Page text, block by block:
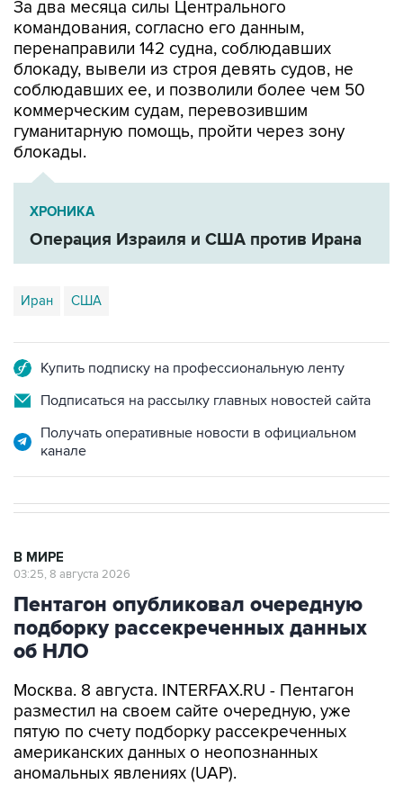
перенаправили 142 судна, соблюдавших
блокаду, вывели из строя девять судов, не
соблюдавших ее, и позволили более чем 50
коммерческим судам, перевозившим
гуманитарную помощь, пройти через зону
блокады.
ХРОНИКА
Операция Израиля и США против Ирана
Иран США
Подписаться на рассылку главных новостей сайта
Получать оперативные новости в официальном
Пентагон опубликовал очередную
подборку рассекреченных данных
об НЛО
Москва. 8 августа. INTERFAX.RU - Пентагон
пятую по счету подборку рассекреченных
американских данных о неопознанных
аномальных явлениях (UAP).
"Министерство войны публикует пятую часть